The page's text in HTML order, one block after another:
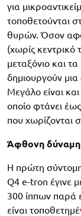
για
τοποθετούνται
θυρών. Όσον
(χωρίς
μεταξόνιο και
δημιουργούν μια
Μεγάλο είναι και
οποίο φτάνει
που χωρίζονται
Άφθονη δύναμη
Η πρώτη
Q4 e-tron έγινε
300 ίππων παρά
είναι